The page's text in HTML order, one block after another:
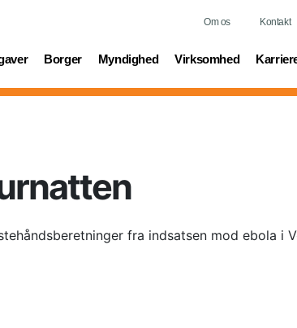
Om os Kontakt
Borger
(current) Myndighed
(current) Virksomhed
(current)
fra indsatsen mod ebola i